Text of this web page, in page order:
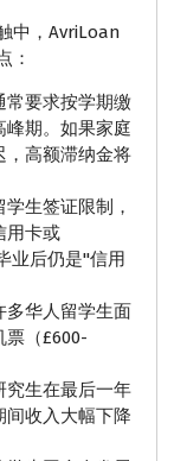
中，AvriLoan
：
常要求按学期缴
峰期。如果家庭
，高额滞纳金将
学生签证限制，
用卡或
业后仍是"信用
多华人留学生面
票（£600-
究生在最后一年
间收入大幅下降